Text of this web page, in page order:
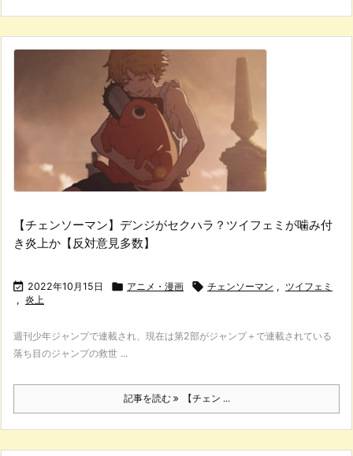
【チェンソーマン】デンジがセクハラ？ツイフェミが噛み付
き炎上か【反対意見多数】
 2022年10月15日  アニメ・漫画  チェンソーマン , ツイフェミ
, 炎上
週刊少年ジャンプで連載され、現在は第2部がジャンプ＋で連載されている
落ち目のジャンプの救世 ...
記事を読む 【チェン ...